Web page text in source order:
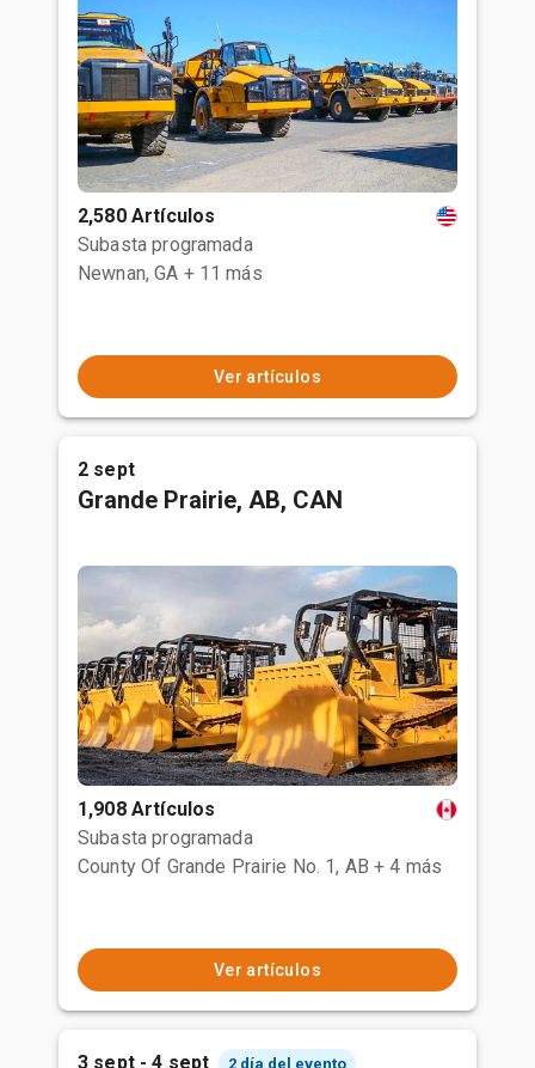
2,580 Artículos
Subasta programada
Newnan, GA + 11 más
Ver artículos
2 sept
Grande Prairie, AB, CAN
1,908 Artículos
Subasta programada
County Of Grande Prairie No. 1, AB + 4 más
Ver artículos
3 sept - 4 sept 2 día del evento